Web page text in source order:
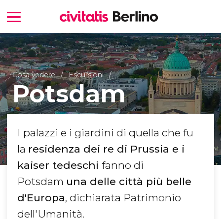
Cosa vedere Escursioni
Potsdam
I palazzi e i giardini di quella che fu
la residenza dei re di Prussia e i
kaiser tedeschi fanno di
Potsdam una delle città più belle
d'Europa, dichiarata Patrimonio
dell'Umanità.